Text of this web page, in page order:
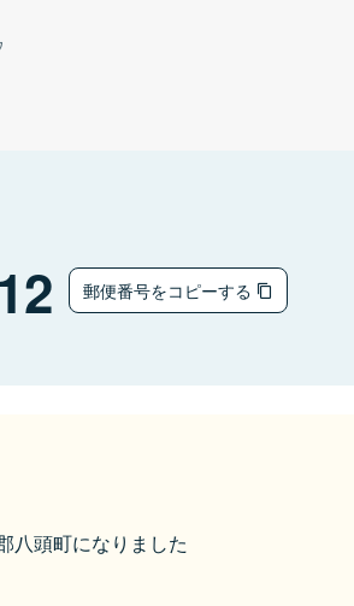
郵便番号をコピーする
八頭町になりました